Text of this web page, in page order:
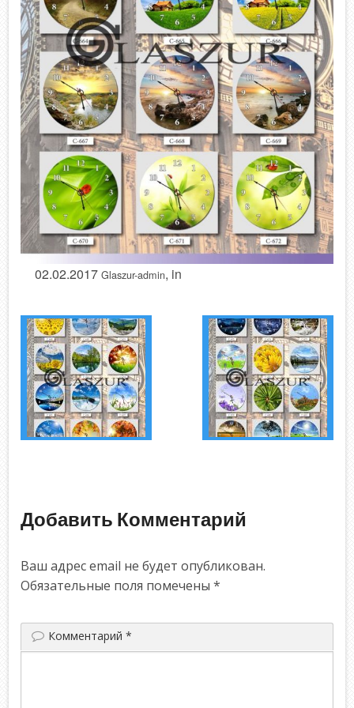
02.02.2017 Glaszur-admin, in
Добавить Комментарий
Ваш адрес email не будет опубликован.
Обязательные поля помечены*
Комментарий*